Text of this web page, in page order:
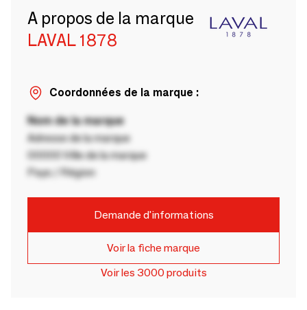
A propos de la marque
LAVAL 1878
Coordonnées de la marque :
Nom de la marque
Adresse de la marque
00000 Ville de la marque
Pays / Région
Demande d'informations
Voir la fiche marque
Voir les 3000 produits